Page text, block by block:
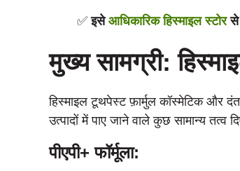
✅इसे आधिकारिक हिस्माइल स्टोरसे
मुख्य सामग्री:
हिस्माइल टूथपेस्ट फ़ार्मुल कॉस्मेटिक और
उत्पादों में पाए जाने वाले कुछ सामान्य तत्व
पीएपी+ फॉर्मूला: